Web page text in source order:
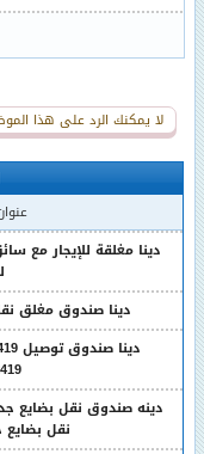
لا يمكنك الرد على هذا
دينا صندوق مغلق نقل
نقل بضايع جدة